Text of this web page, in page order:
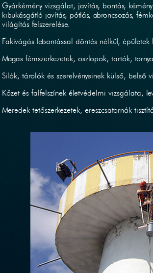
Gyárkémény vizsgálat, javítás, bontás,
kibukásgátló javítás, pótlás, abroncsozás,
világítás felszerelése.
Fakivágás lebontással döntés nélkül, épületek
Magas fémszerkezetek, oszlopok, tartók,
Silók, tárolók és szerelvényeinek külső, belső
Kőzet és falfelszínek életvédelmi vizsgálata,
Meredek tetőszerkezetek, ereszcsatornák